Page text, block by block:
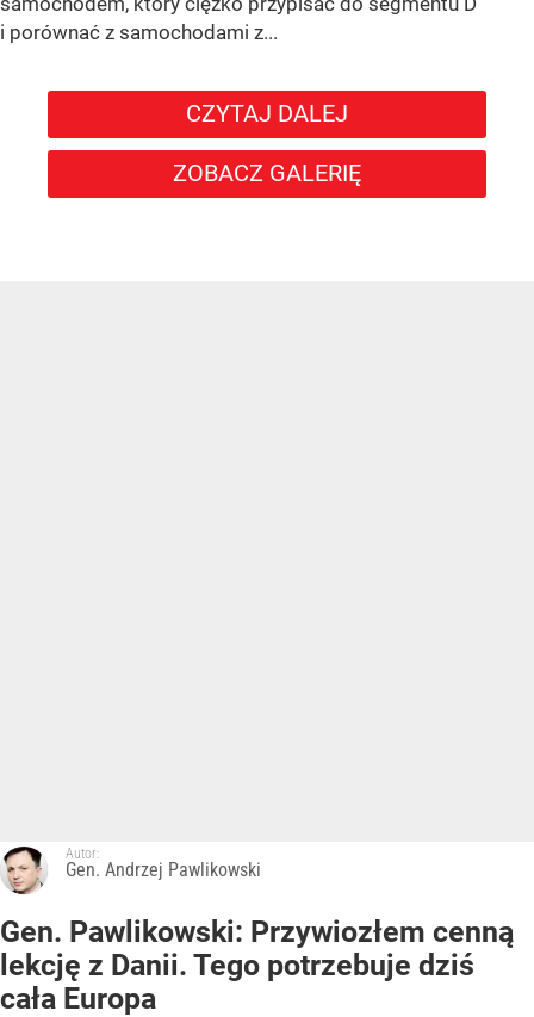
i porównać z samochodami z...
CZYTAJ DALEJ
ZOBACZ GALERIĘ
Autor:
Gen. Andrzej Pawlikowski
Gen. Pawlikowski: Przywiozłem cenną
lekcję z Danii. Tego potrzebuje dziś
cała Europa